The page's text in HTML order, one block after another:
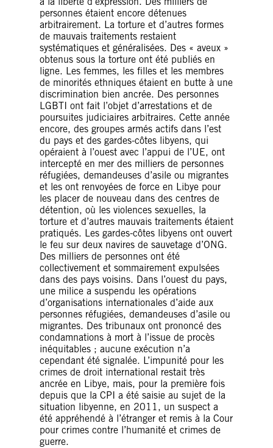
personnes étaient encore détenues
arbitrairement. La torture et d’autres formes
de mauvais traitements restaient
systématiques et généralisées. Des « aveux »
obtenus sous la torture ont été publiés en
ligne. Les femmes, les filles et les membres
de minorités ethniques étaient en butte à une
discrimination bien ancrée. Des personnes
LGBTI ont fait l’objet d’arrestations et de
poursuites judiciaires arbitraires. Cette année
encore, des groupes armés actifs dans l’est
du pays et des gardes-côtes libyens, qui
opéraient à l’ouest avec l’appui de l’UE, ont
intercepté en mer des milliers de personnes
réfugiées, demandeuses d’asile ou migrantes
et les ont renvoyées de force en Libye pour
les placer de nouveau dans des centres de
détention, où les violences sexuelles, la
torture et d’autres mauvais traitements étaient
pratiqués. Les gardes-côtes libyens ont ouvert
le feu sur deux navires de sauvetage d’ONG.
Des milliers de personnes ont été
collectivement et sommairement expulsées
dans des pays voisins. Dans l’ouest du pays,
une milice a suspendu les opérations
d’organisations internationales d’aide aux
personnes réfugiées, demandeuses d’asile ou
migrantes. Des tribunaux ont prononcé des
condamnations à mort à l’issue de procès
inéquitables ; aucune exécution n’a
cependant été signalée. L’impunité pour les
crimes de droit international restait très
ancrée en Libye, mais, pour la première fois
depuis que la CPI a été saisie au sujet de la
situation libyenne, en 2011, un suspect a
été appréhendé à l’étranger et remis à la Cour
pour crimes contre l’humanité et crimes de
guerre.